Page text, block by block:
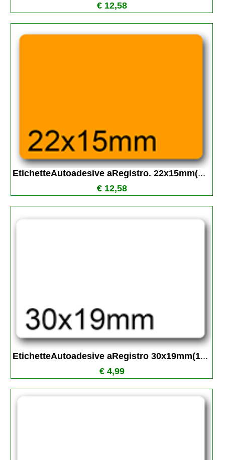
€ 12,58
EtichetteAutoadesive aRegistro. 22x15mm(...
€ 12,58
EtichetteAutoadesive aRegistro 30x19mm(1...
€ 4,99